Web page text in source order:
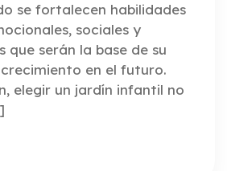
se fortalecen habilidades
sociales y
que serán la base de su
en el futuro.
elegir un jardín infantil no